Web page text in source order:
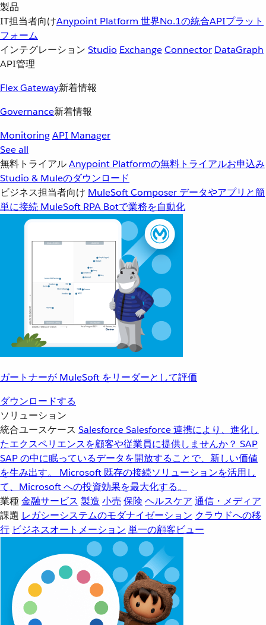
製品
IT担当者向けAnypoint Platform 世界No.1の統合APIプラット
フォーム
インテグレーション Studio ExchangeConnector DataGraph
API管理
Flex Gateway新着情報
Governance新着情報
MonitoringAPI Manager
See all
無料トライアルAnypoint Platformの無料トライアルお申込み
Studio & Muleのダウンロード
ビジネス担当者向け MuleSoft Composer データやアプリと簡
単に接続 MuleSoft RPA Botで業務を自動化
ガートナーが MuleSoft をリーダーとして評価
ダウンロードする
ソリューション
統合ユースケース SalesforceSalesforce 連携により、進化し
たエクスペリエンスを顧客や従業員に提供しませんか？ SAP
SAP の中に眠っているデータを開放することで、新しい価値
を生み出す。
Microsoft 既存の接続ソリューションを活用し
て、Microsoft への投資効果を最大化する。
業種金融サービス 製造 小売 保険 ヘルスケア 通信・メディア
課題 レガシーシステムのモダナイゼーション クラウドへの移
行 ビジネスオートメーション 単一の顧客ビュー